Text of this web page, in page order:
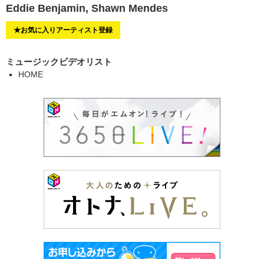
Eddie Benjamin, Shawn Mendes
★お気に入りアーティスト登録
ミュージックビデオリスト
HOME